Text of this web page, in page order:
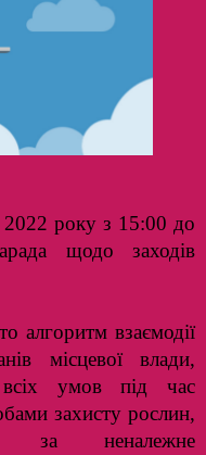
року з 15:00 до
щодо заходів
алгоритм взаємодії
місцевої влади,
всіх умов під час
захисту рослин,
за неналежне